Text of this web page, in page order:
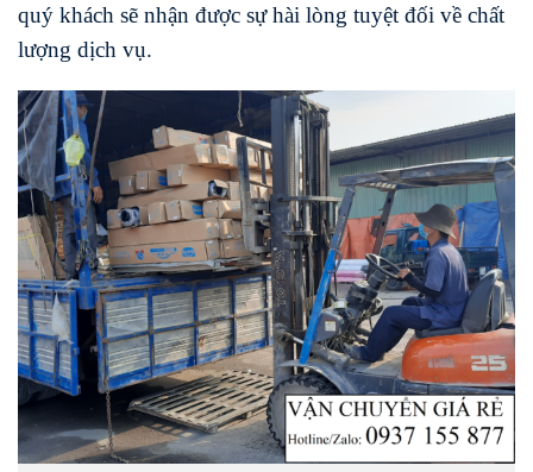
quý khách sẽ nhận được sự hài lòng tuyệt đối về chất
lượng dịch vụ.